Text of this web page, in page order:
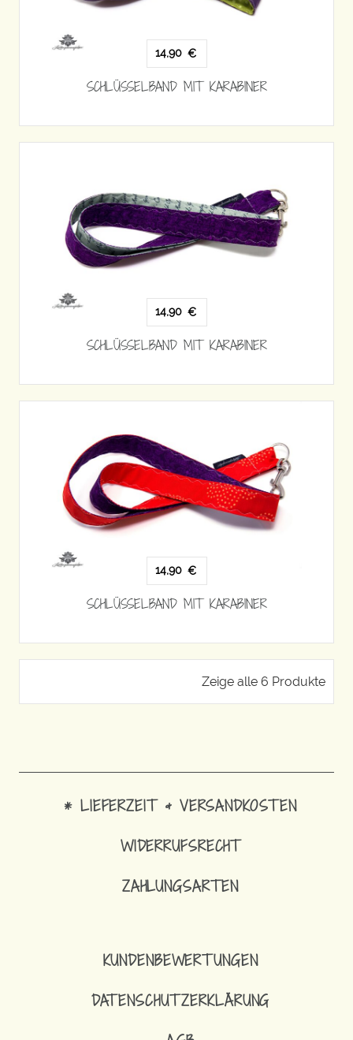
14,90 €
SCHLÜSSELBAND MIT KARABINER
14,90 €
SCHLÜSSELBAND MIT KARABINER
14,90 €
SCHLÜSSELBAND MIT KARABINER
Zeige alle 6 Produkte
* LIEFERZEIT & VERSANDKOSTEN
WIDERRUFSRECHT
ZAHLUNGSARTEN
KUNDENBEWERTUNGEN
DATENSCHUTZERKLÄRUNG